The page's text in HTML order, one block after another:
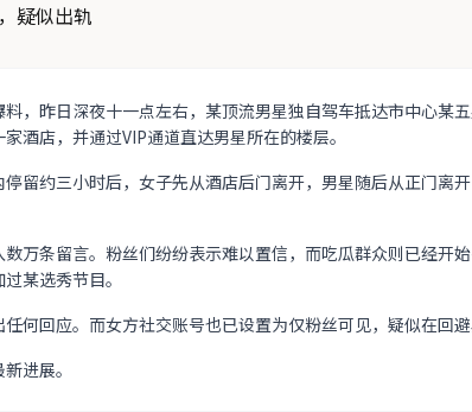
，昨日深夜十一点左右，某顶流男星独自驾车抵达市中心某
酒店，并通过VIP通道直达男星所在的楼层。
留约三小时后，女子先从酒店后门离开，男星随后从正门离
万条留言。粉丝们纷纷表示难以置信，而吃瓜群众则已经开
某选秀节目。
何回应。而女方社交账号也已设置为仅粉丝可见，疑似在回
进展。